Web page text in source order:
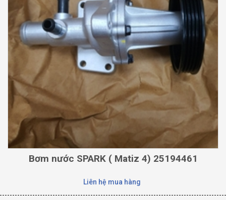
Bơm nước SPARK ( Matiz 4) 25194461
Liên hệ mua hàng